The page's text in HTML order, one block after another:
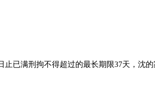
已满刑拘不得超过的最长期限37天，沈